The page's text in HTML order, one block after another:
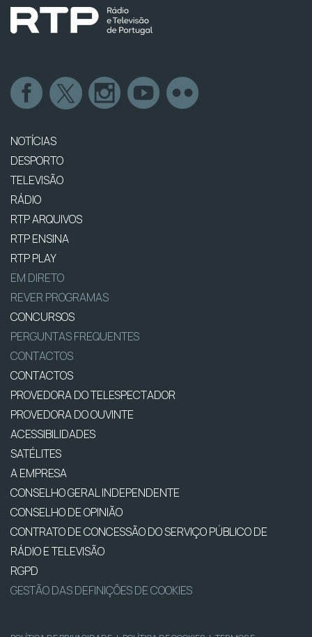
NOTÍCIAS
DESPORTO
TELEVISÃO
RÁDIO
RTP ARQUIVOS
RTP ENSINA
RTP PLAY
EM DIRETO
REVER PROGRAMAS
CONCURSOS
PERGUNTAS FREQUENTES
CONTACTOS
CONTACTOS
PROVEDORA DO TELESPECTADOR
PROVEDORA DO OUVINTE
ACESSIBILIDADES
SATÉLITES
A EMPRESA
CONSELHO GERAL INDEPENDENTE
CONSELHO DE OPINIÃO
CONTRATO DE CONCESSÃO DO SERVIÇO PÚBLICO DE
RÁDIO E TELEVISÃO
RGPD
GESTÃO DAS DEFINIÇÕES DE COOKIES